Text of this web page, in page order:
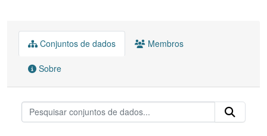
Conjuntos de dados Membros
Sobre